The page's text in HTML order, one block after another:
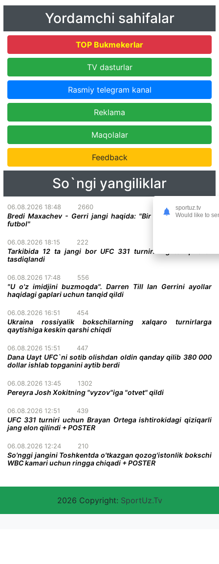
Yordamchi sahifalar
TOP Bukmekerlar
TV dasturlar
Rasmiy telegram kanal
Reklama
Maqolalar
Feedback
So`ngi yangiliklar
06.08.2026 18:48 2660
Bredi Maxachev - Gerri jangi haqida: "Bir darvoza oldidagi
futbol"
06.08.2026 18:15 222
Tarkibida 12 ta jangi bor UFC 331 turnirining to'liq kardi
tasdiqlandi
06.08.2026 17:48 556
"U o'z imidjini buzmoqda". Darren Till Ian Gerrini ayollar
haqidagi gaplari uchun tanqid qildi
06.08.2026 16:51 454
Ukraina rossiyalik bokschilarning xalqaro turnirlarga
qaytishiga keskin qarshi chiqdi
06.08.2026 15:51 447
Dana Uayt UFC`ni sotib olishdan oldin qanday qilib 380 000
dollar ishlab topganini aytib berdi
06.08.2026 13:45 1302
Pereyra Josh Xokitning "vyzov"iga "otvet" qildi
06.08.2026 12:51 439
UFC 331 turniri uchun Brayan Ortega ishtirokidagi qiziqarli
jang elon qilindi + POSTER
06.08.2026 12:24 210
So'nggi jangini Toshkentda o'tkazgan qozog'istonlik bokschi
WBC kamari uchun ringga chiqadi + POSTER
2026 Copyright: SportUz.Tv
sportuz.tv
Would like to